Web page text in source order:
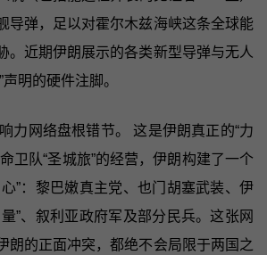
导弹，足以对霍尔木兹海峡这条全球能
。近期伊朗展示的各类新型导弹与无人
明的硬件注脚。
力网络盘根错节。 这是伊朗真正的“力
卫队“圣城旅”的经营，伊朗构建了一个
”：黎巴嫩真主党、也门胡塞武装、伊
”、叙利亚政府军及部分民兵。这张网
朗的正面冲突，都绝不会局限于两国之